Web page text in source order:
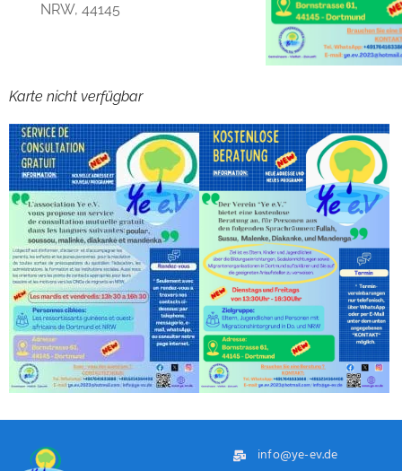
NRW, 44145
Karte nicht verfügbar
info@ye-ev.de